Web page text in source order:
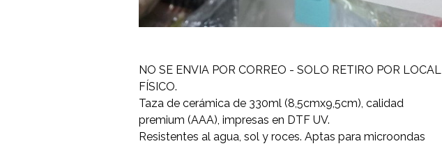
NO SE ENVIA POR CORREO - SOLO RETIRO POR LOCAL
FÍSICO.
Taza de cerámica de 330ml (8,5cmx9,5cm), calidad
premium (AAA), impresas en DTF UV.
Resistentes al agua, sol y roces. Aptas para microondas